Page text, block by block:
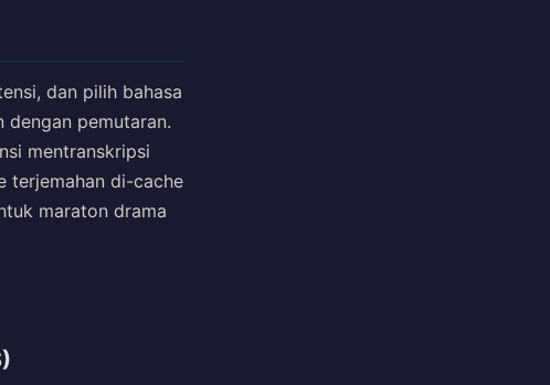
dan pilih bahasa
pemutaran.
mentranskripsi
terjemahan di-cache
maraton drama